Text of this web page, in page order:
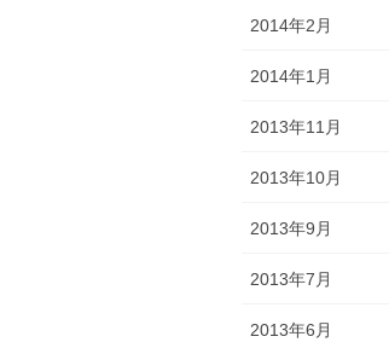
2014年2月
2014年1月
2013年11月
2013年10月
2013年9月
2013年7月
2013年6月